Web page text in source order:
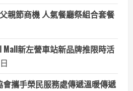
親節商機 人氣餐廳祭組合套餐
Mall新左營車站新品牌推限時活
攜手榮民服務處傳遞溫暖傳遞